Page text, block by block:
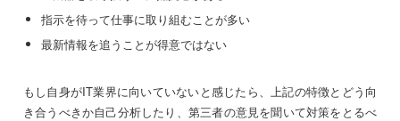
指示を待って仕事に取り組むことが多い
最新情報を追うことが得意ではない
もし自身がIT業界に向いていないと感じたら、上記の特徴とどう向
き合うべきか自己分析したり、第三者の意見を聞いて対策をとるべ